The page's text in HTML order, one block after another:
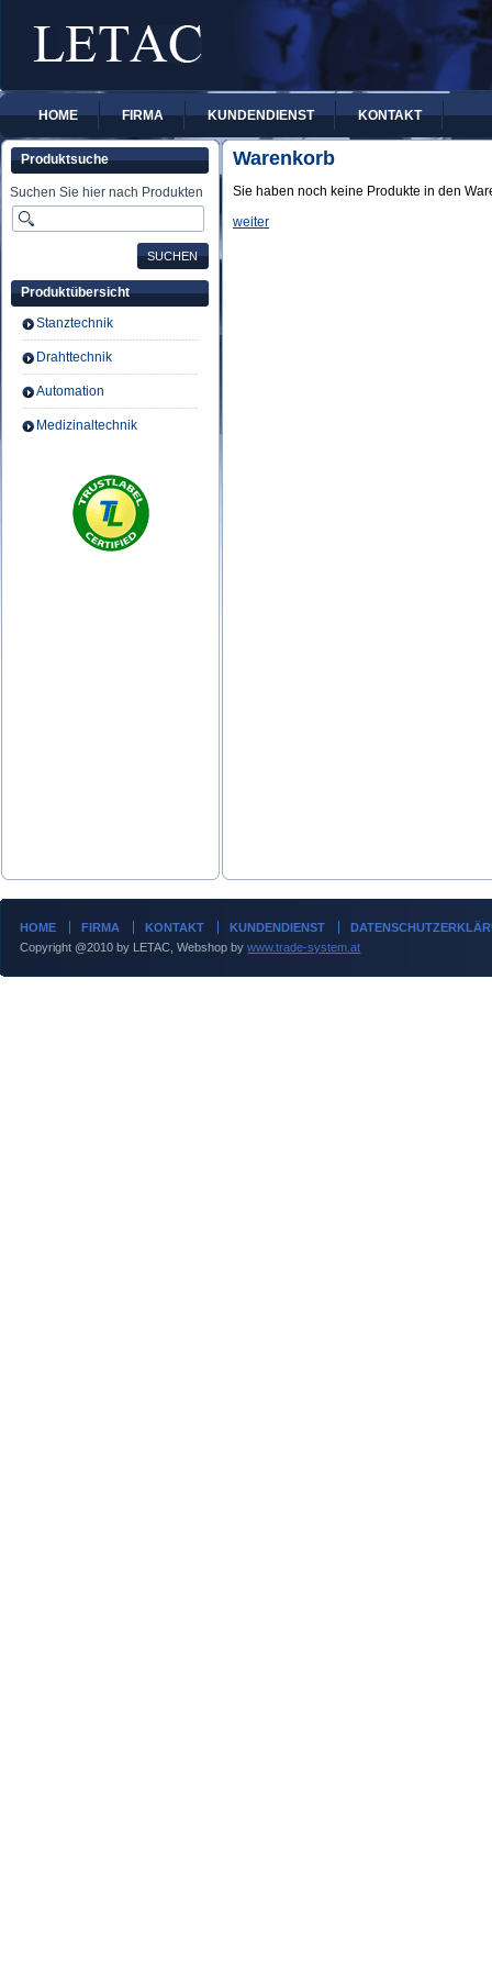
HOME FIRMA KUNDENDIENST KONTAKT
Produktsuche
Suchen Sie hier nach Produkten
Produktübersicht
Stanztechnik
Drahttechnik
Automation
Medizinaltechnik
Warenkorb
Sie haben noch keine Produkte in den
weiter
HOME FIRMA KONTAKT KUNDENDIENST
Copyright @2010 by LETAC, Webshop bywww.trade-system.at